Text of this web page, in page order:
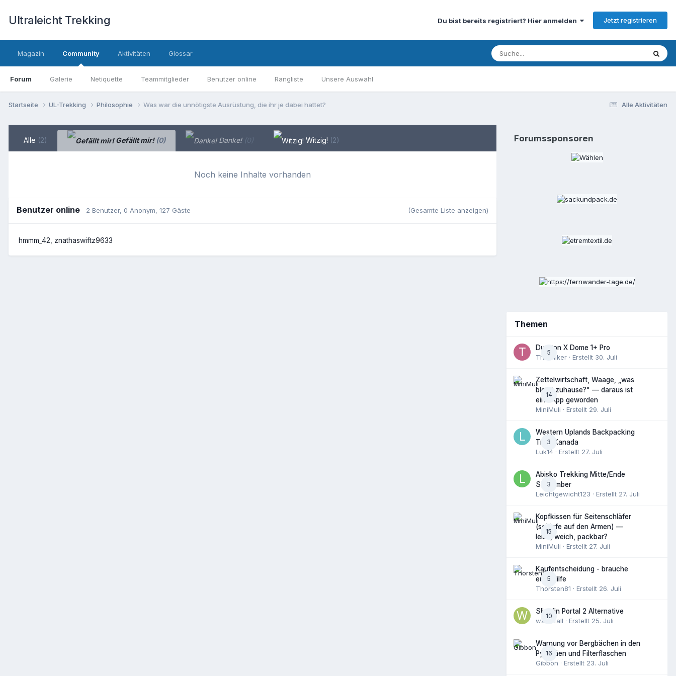
Ultraleicht Trekking Du bist bereits registriert? Hier anmelden Jetzt registrieren
Magazin Community
Forum Galerie Netiquette Teammitglieder Benutzer online Rangliste Unsere Auswahl
Aktivitäten Glossar
Alle Aktivitäten
Startseite UL-Trekking Philosophie Was war die unnötigste Ausrüstung, die ihr je dabei hattet?
Alle (2) Gefällt mir! (0) Danke! (0) Witzig! (2)
Noch keine Inhalte vorhanden
Benutzer online 2 Benutzer, 0 Anonym, 127 Gäste (Gesamte Liste anzeigen)
hmmm_42 znathaswiftz9633
Forumssponsoren
Themen
5
Durston X Dome 1+ Pro
ThruHiker · Erstellt 30. Juli
14
Zettelwirtschaft, Waage, „was
bleibt zuhause?" — daraus ist
eine App geworden
MiniMuli · Erstellt 29. Juli
3
Western Uplands Backpacking
Trail, Kanada
Luk14 · Erstellt 27. Juli
3
Abisko Trekking Mitte/Ende
September
Leichtgewicht123 · Erstellt 27. Juli
15
Kopfkissen für Seitenschläfer
(schlafe auf den Armen) —
leise, weich, packbar?
MiniMuli · Erstellt 27. Juli
5
Kaufentscheidung - brauche
eure Hilfe
Thorsten81 · Erstellt 26. Juli
10
Slingfin Portal 2 Alternative
waterfall · Erstellt 25. Juli
16
Warnung vor Bergbächen in den
Pyrenäen und Filterflaschen
Gibbon · Erstellt 23. Juli